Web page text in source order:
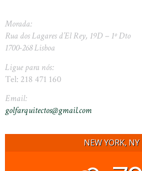
Morada:
Rua dos Lagares d’El Rey, 19D – 1º Dto
1700-268 Lisboa
Ligue para nós:
Tel: 218 471 160
Email:
golfarquitectos@gmail.com
NEW YORK, NY